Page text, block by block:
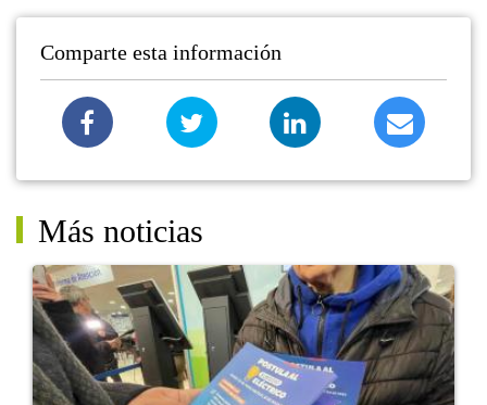
Comparte esta información
Más noticias